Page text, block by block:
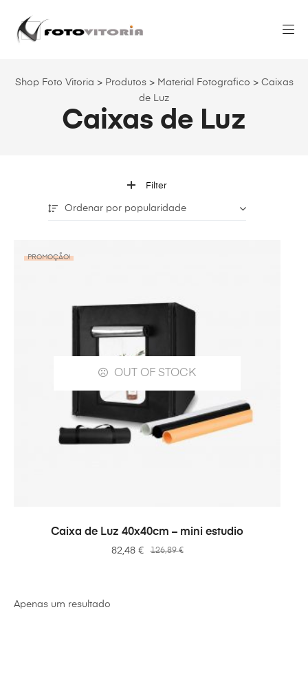
Shop Foto Vitoria > Produtos> Material Fotografico > Caixas
de Luz
Caixas de Luz
Filter
Ordenar por popularidade
OUT OF STOCK
PROMOÇÃO!
VER OPÇÕES
Caixa de Luz 40x40cm – mini estudio
126,89€
82,48 €
Apenas um resultado